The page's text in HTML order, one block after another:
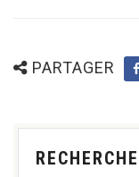
PARTAGER
RECHERCHE